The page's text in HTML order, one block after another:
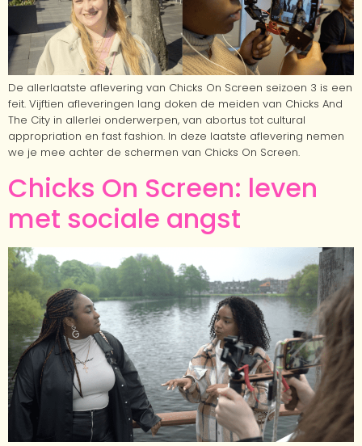
De allerlaatste aflevering van Chicks On Screen seizoen 3 is een
feit. Vijftien afleveringen lang doken de meiden van Chicks And
The City in allerlei onderwerpen, van abortus tot cultural
appropriation en fast fashion. In deze laatste aflevering nemen
we je mee achter de schermen van Chicks On Screen.
Chicks On Screen: leven
met sociale angst